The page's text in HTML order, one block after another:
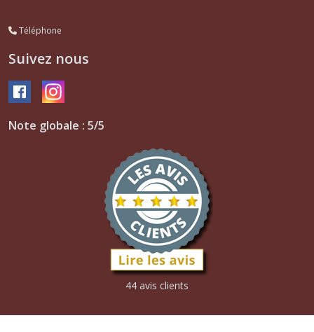
Téléphone
Suivez nous
Note globale : 5/5
44 avis clients